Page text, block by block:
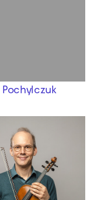
Pochylczuk